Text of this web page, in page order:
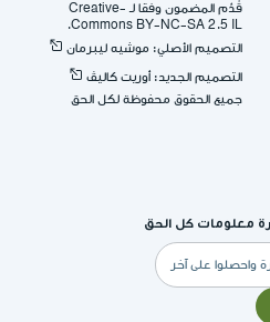
قُدِّم المضمون وفقا لـ -Creative
Commons BY-NC-SA 2.5 IL.
التصميم الأصلي: موشيه ليبرمان
التصميم الجديد: أوريت كاليڤ
جميع الحقوق محفوظة لكل الحق
معلومات كل الحق